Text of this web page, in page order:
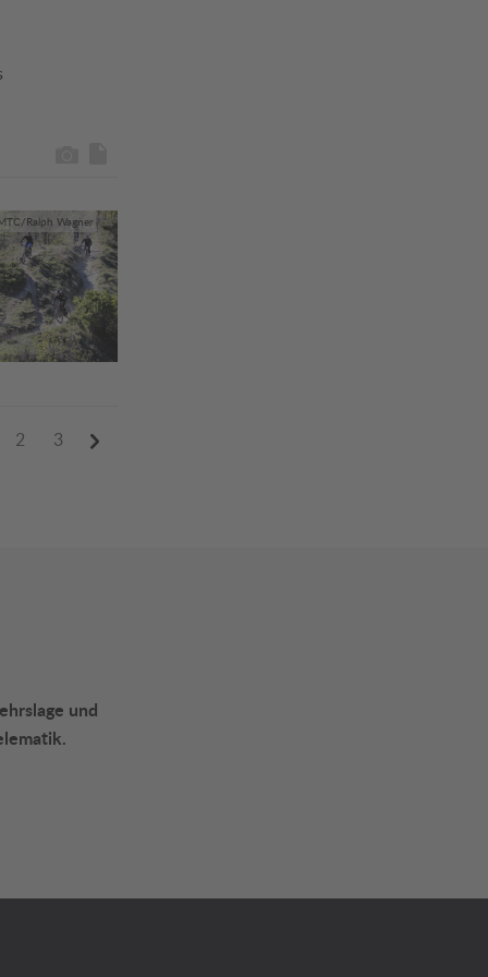
Ralph Wagner
2 3
und